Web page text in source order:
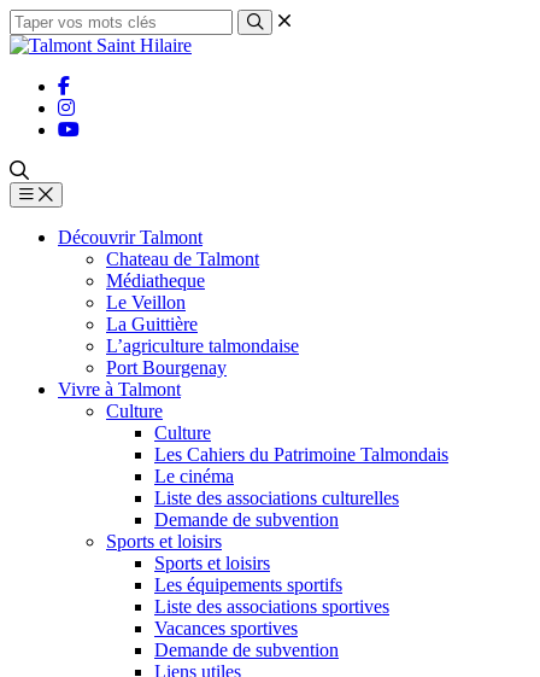
Découvrir Talmont
Chateau de Talmont
Médiatheque
Le Veillon
La Guittière
L’agriculture talmondaise
Port Bourgenay
Vivre à Talmont
Culture
Culture
Les Cahiers du Patrimoine Talmondais
Le cinéma
Liste des associations culturelles
Demande de subvention
Sports et loisirs
Sports et loisirs
Les équipements sportifs
Liste des associations sportives
Vacances sportives
Demande de subvention
Liens utiles